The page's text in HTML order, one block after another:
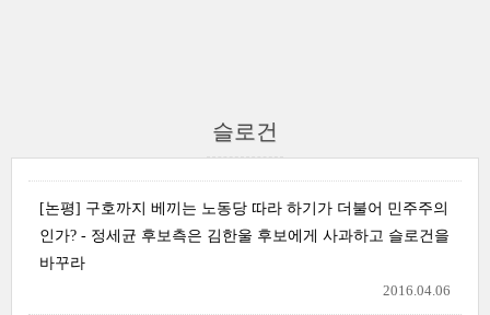
슬로건
[논평] 구호까지 베끼는 노동당 따라 하기가 더불어 민주주의
인가? - 정세균 후보측은 김한울 후보에게 사과하고 슬로건을
바꾸라
2016.04.06